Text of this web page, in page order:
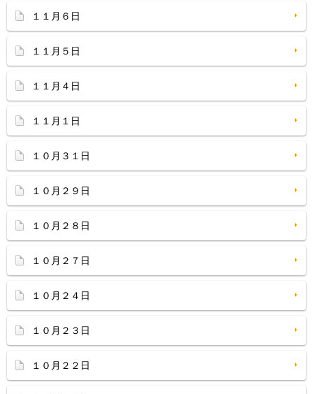
１１月６日
１１月５日
１１月４日
１１月１日
１０月３１日
１０月２９日
１０月２８日
１０月２７日
１０月２４日
１０月２３日
１０月２２日